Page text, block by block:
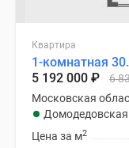
Квартира
1-комнатная
5 192 000 ₽ 6
Московская
Домодедовская
Цена за м2